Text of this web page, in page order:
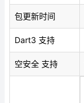
包更新时间
Dart3 支持
空安全 支持